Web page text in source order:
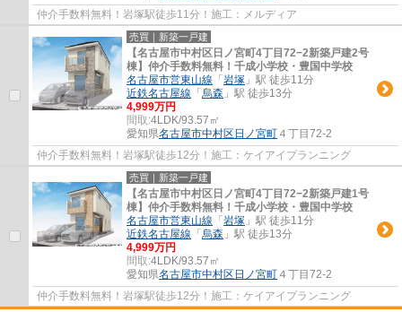
仲介手数料無料！岩塚駅徒歩11分！施工：メルディア
売買｜新築一戸建
【名古屋市中村区日ノ宮町4丁目72−2新築戸建2号
棟】仲介手数料無料！千成小学校・豊国中学校
名古屋市営東山線 「 岩塚 」駅 徒歩11分
近鉄名古屋線 「 烏森 」駅 徒歩13分
4,999万円
間取:4LDK/93.57㎡
愛知県名古屋市中村区 日ノ宮町 ４丁目72-2
仲介手数料無料！岩塚駅徒歩12分！施工：ケイアイプランニング
売買｜新築一戸建
【名古屋市中村区日ノ宮町4丁目72−2新築戸建1号
棟】仲介手数料無料！千成小学校・豊国中学校
名古屋市営東山線 「 岩塚 」駅 徒歩11分
近鉄名古屋線 「 烏森 」駅 徒歩13分
4,999万円
間取:4LDK/93.57㎡
愛知県名古屋市中村区 日ノ宮町 ４丁目72-2
仲介手数料無料！岩塚駅徒歩12分！施工：ケイアイプランニング